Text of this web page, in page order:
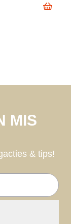
MIS
& tips!